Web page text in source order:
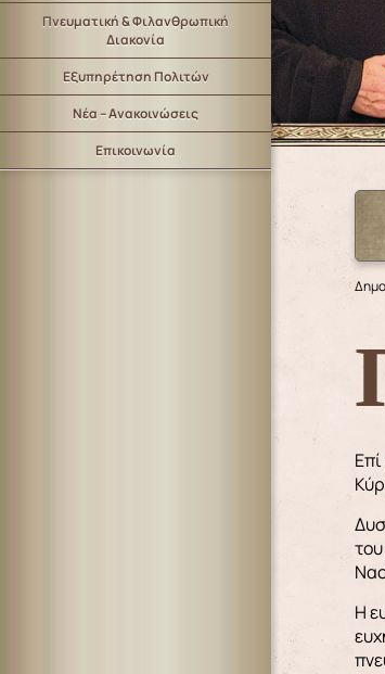
Πνευματική & Φιλανθρωπική
Διακονία
Εξυπηρέτηση Πολιτών
Νέα – Ανακοινώσεις
Επικοινωνία
Η